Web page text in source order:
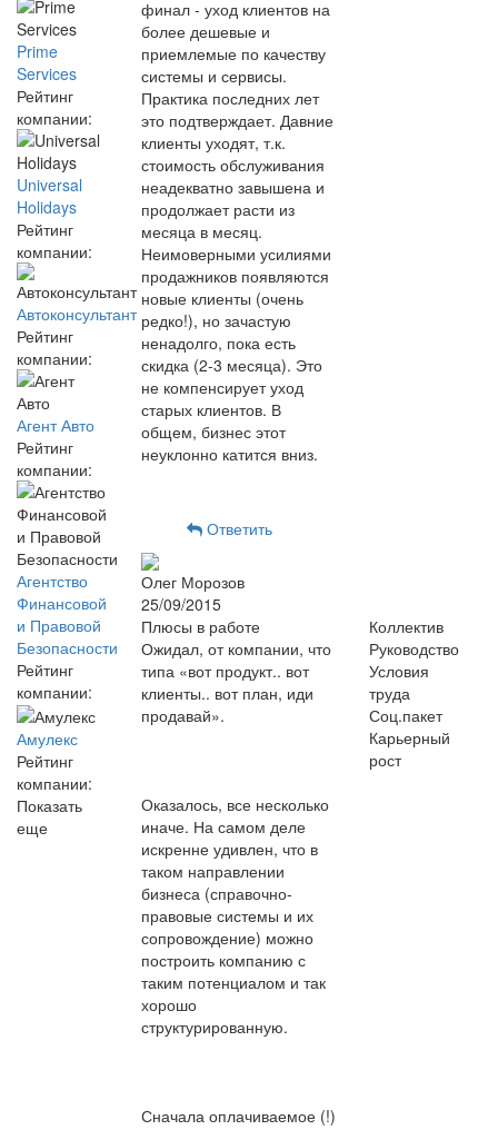
Prime
Services
Рейтинг
компании:
Universal
Holidays
Рейтинг
компании:
Автоконсультант
Рейтинг
компании:
Агент Авто
Рейтинг
компании:
Агентство
Финансовой
и Правовой
Безопасности
Рейтинг
компании:
Амулекс
Рейтинг
компании:
Показать
еще
финал - уход клиентов на
более дешевые и
приемлемые по качеству
системы и сервисы.
Практика последних лет
это подтверждает. Давние
клиенты уходят, т.к.
стоимость обслуживания
неадекватно завышена и
продолжает расти из
месяца в месяц.
Неимоверными усилиями
продажников появляются
новые клиенты (очень
редко!), но зачастую
ненадолго, пока есть
скидка (2-3 месяца). Это
не компенсирует уход
старых клиентов. В
общем, бизнес этот
неуклонно катится вниз.
Ответить
Олег Морозов
25/09/2015
Плюсы в работе
Ожидал, от компании, что
типа «вот продукт.. вот
клиенты.. вот план, иди
продавай».
Оказалось, все несколько
иначе. На самом деле
искренне удивлен, что в
таком направлении
бизнеса (справочно-
правовые системы и их
сопровождение) можно
построить компанию с
таким потенциалом и так
хорошо
структурированную.
Сначала оплачиваемое (!)
Коллектив
Руководство
Условия
труда
Соц.пакет
Карьерный
рост